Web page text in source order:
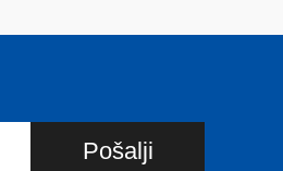
Pošalji